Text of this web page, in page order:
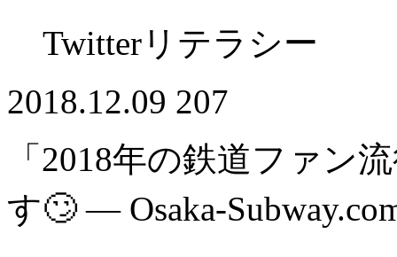
Twitterリテラシー
2018.12.09 207
「2018年の鉄道ファン
す🙄 — Osaka-